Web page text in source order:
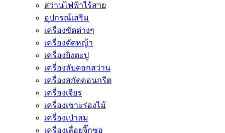
สว่านไฟฟ้าไร้สาย
อุปกรณ์เสริม
เครื่องขัดต่างๆ
เครื่องตัดหญ้า
เครื่องยิงตะปู
เครื่องลับดอกสว่าน
เครื่องสกัดคอนกรีต
เครื่องเจียร
เครื่องเซาะร่องไม้
เครื่องเป่าลม
เครื่องเลื่อยจิ๊กซอ